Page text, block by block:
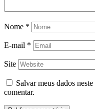
Nome *
E-mail *
Site
Salvar meus dados
comentar.